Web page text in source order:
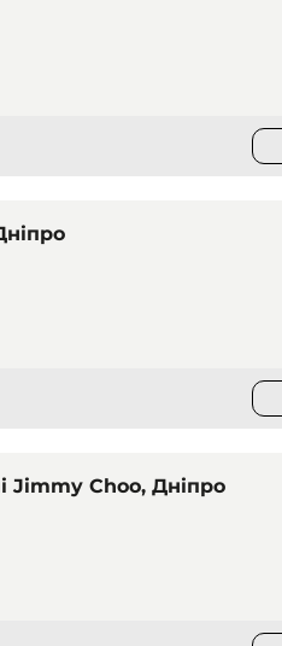
Дніпро
Jimmy Choo, Дніпро